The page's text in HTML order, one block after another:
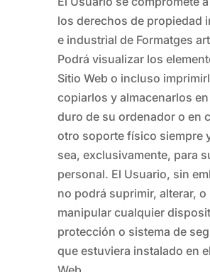
los derechos de propiedad
e industrial de Formatges
Podrá visualizar los
Sitio Web o incluso
copiarlos y almacenarlos
duro de su ordenador o en
otro soporte físico siempre
sea, exclusivamente, para
personal. El Usuario, sin
no podrá suprimir, alterar, o
manipular cualquier
protección o sistema de
que estuviera instalado en